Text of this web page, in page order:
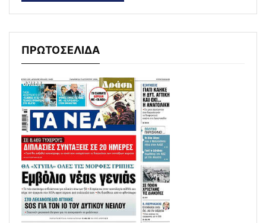
ΠΡΩΤΟΣΕΛΙΔΑ